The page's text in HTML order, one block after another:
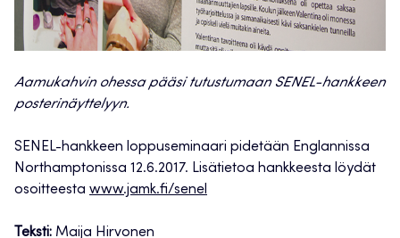
Aamukahvin ohessa pääsi tutustumaan SENEL-hankkeen
posterinäyttelyyn.
SENEL-hankkeen loppuseminaari pidetään Englannissa
Northamptonissa 12.6.2017. Lisätietoa hankkeesta löydät
osoitteesta www.jamk.fi/senel
Teksti: Maija Hirvonen